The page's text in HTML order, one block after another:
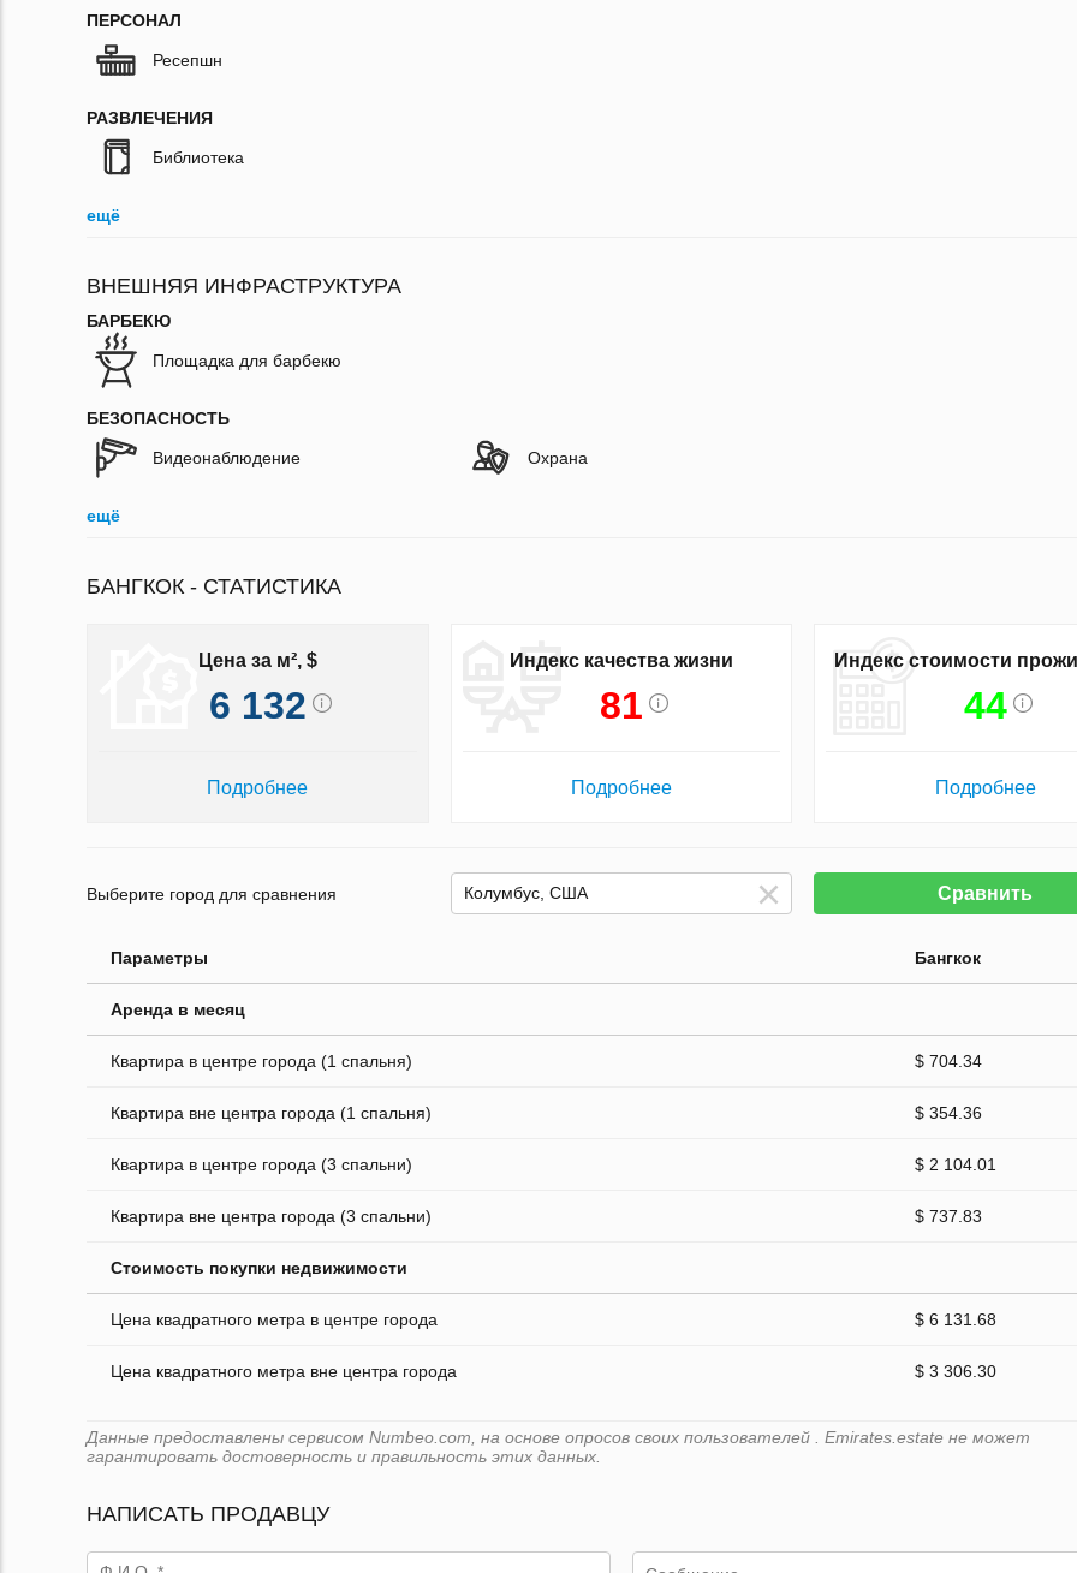
ПЕРСОНАЛ
Ресепшн
РАЗВЛЕЧЕНИЯ
Библиотека
ещё
ВНЕШНЯЯ ИНФРАСТРУКТУРА
БАРБЕКЮ
Площадка для барбекю
БЕЗОПАСНОСТЬ
Видеонаблюдение Охрана
ещё
БАНГКОК - СТАТИСТИКА
Цена за м², $
6 132
Подробнее
Индекс качества жизни
81
Подробнее
Индекс стоимости
44
Подробнее
Выберите город для сравнения Сравнить
Параметры Бангкок
Аренда в месяц
Квартира в центре города (1 спальня) $ 704.34
Квартира вне центра города (1 спальня) $ 354.36
Квартира в центре города (3 спальни) $ 2 104.01
Квартира вне центра города (3 спальни) $ 737.83
Стоимость покупки недвижимости
Цена квадратного метра в центре города $ 6 131.68
Цена квадратного метра вне центра города $ 3 306.30
Данные предоставлены сервисом Numbeo.com, на основе опросов своих пользователей . Emirates.estate не может
гарантировать достоверность и правильность этих данных.
НАПИСАТЬ ПРОДАВЦУ